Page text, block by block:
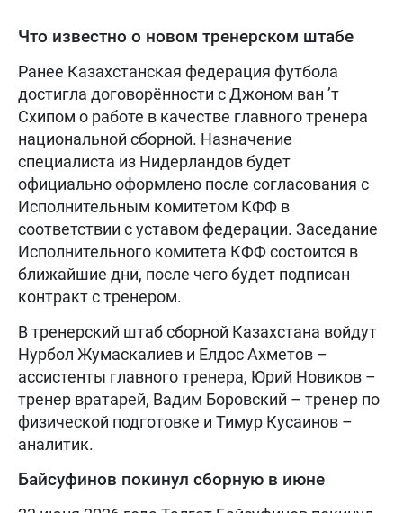
Что известно о новом тренерском штабе
Ранее Казахстанская федерация футбола
достигла договорённости с Джоном ван ’т
Схипом о работе в качестве главного тренера
национальной сборной. Назначение
специалиста из Нидерландов будет
официально оформлено после согласования с
Исполнительным комитетом КФФ в
соответствии с уставом федерации. Заседание
Исполнительного комитета КФФ состоится в
ближайшие дни, после чего будет подписан
контракт с тренером.
В тренерский штаб сборной Казахстана войдут
Нурбол Жумаскалиев и Елдос Ахметов –
ассистенты главного тренера, Юрий Новиков –
тренер вратарей, Вадим Боровский – тренер по
физической подготовке и Тимур Кусаинов –
аналитик.
Байсуфинов покинул сборную в июне